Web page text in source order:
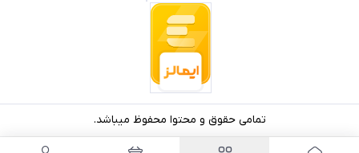
تمامی حقوق و محتوا محفوظ میباشد.